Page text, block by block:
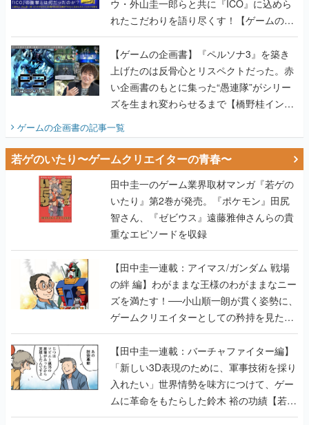
ウ・外山圭一郎らと共に『ICO』に込めら
れたこだわりを語り尽くす！【ゲームの企
画書】
【ゲームの企画書】『ペルソナ3』を築き
上げたのは反骨心とリスペクトだった。赤
い企画書のもとに集った“愚連隊”がシリー
ズを生まれ変わらせるまで【橋野桂インタ
ビュー】
ゲームの企画書の記事一覧
若ゲのいたり〜ゲームクリエイターの青春〜
田中圭一のゲーム業界取材マンガ『若ゲの
いたり』第2巻が発売。『ポケモン』田尻
智さん、『ゼビウス』遠藤雅伸さんらの貴
重なエピソードを収録
【田中圭一連載：アイマス/ガンダム 戦場
の絆 編】わがままな王様のわがままなニー
ズを満たす！──小山順一朗が貫く姿勢に、
ゲームクリエイターとしての矜持を見た
【若ゲのいたり最終回】
【田中圭一連載：バーチャファイター編】
「新しい3D表現のために、軍事技術を採り
入れたい」世界情勢を味方につけて、ゲー
ムに革命をもたらした鈴木 裕の功績【若ゲ
のいたり】